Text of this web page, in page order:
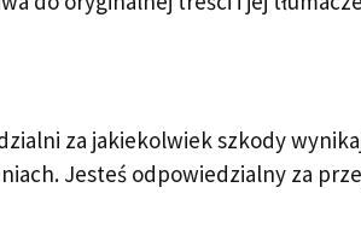
za jakiekolwiek szkody
Jesteś odpowiedzialny za